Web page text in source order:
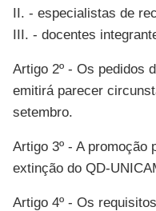
II. - especialistas de
III. - docentes
Artigo 2º - Os pedidos
emitirá parecer
setembro.
Artigo 3º - A
extinção do QD-
Artigo 4º - Os